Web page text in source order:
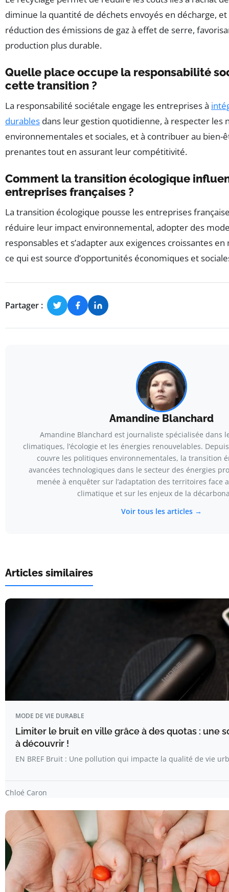
diminue la quantité de déchets envoyés en décharge,
réduction des émissions de gaz à effet de serre,
production plus durable.
Quelle place occupe la responsabilité
cette transition ?
La responsabilité sociétale engage les entreprises à
durables dans leur gestion quotidienne, à respecter les
environnementales et sociales, et à contribuer au bien-
prenantes tout en assurant leur compétitivité.
Comment la transition écologique
entreprises françaises ?
La transition écologique pousse les entreprises
réduire leur impact environnemental, adopter des
responsables et s’adapter aux exigences croissantes
ce qui est source d’opportunités économiques et
Partager :
Amandine Blanchard
Amandine Blanchard est journaliste spécialisée dans
climatiques, l’écologie et les énergies renouvelables.
couvre les politiques environnementales, la transition
avancées technologiques dans le secteur des énergies
menée à enquêter sur l’adaptation des territoires face
climatique et sur les enjeux de la
Voir tous les articles →
Articles similaires
MODE DE VIE DURABLE
Limiter le bruit en ville grâce à des quotas : une
à découvrir !
EN BREF Bruit : Une pollution qui impacte la qualité de vie
Chloé Caron